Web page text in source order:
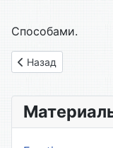
Способами.
Предыдущий:
Назад